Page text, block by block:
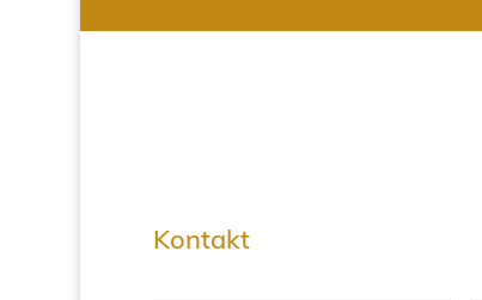
Kontakt